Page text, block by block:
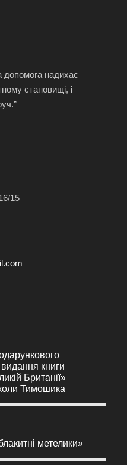
допомога надихає
становищі, і
15
книги
Британії»
Тимошика
метелики»